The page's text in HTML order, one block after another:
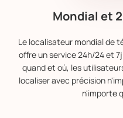
Mondial et
Le localisateur mondial de
offre un service 24h/24 et
quand et où, les
localiser avec précision
n'importe